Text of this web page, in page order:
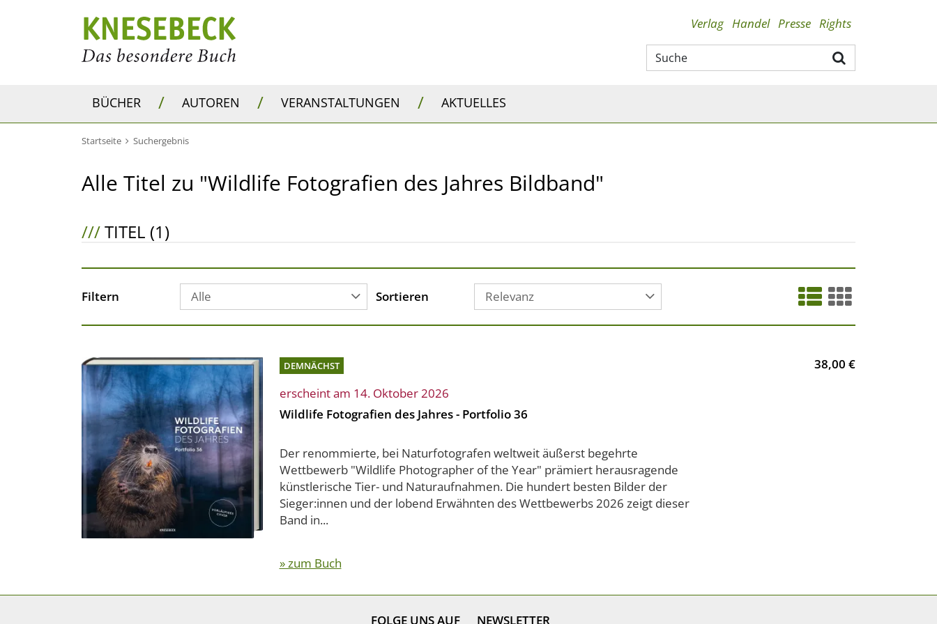
Verlag Handel Presse Rights
BÜCHER / AUTOREN / VERANSTALTUNGEN / AKTUELLES
Startseite Suchergebnis
Alle Titel zu "Wildlife Fotografien des Jahres Bildband"
///TITEL (1)
Filtern Alle Sortieren Relevanz
DEMNÄCHST
erscheint am 14. Oktober 2026
Wildlife Fotografien des Jahres - Portfolio 36
Der renommierte, bei Naturfotografen weltweit äußerst begehrte
Wettbewerb "Wildlife Photographer of the Year" prämiert herausragende
künstlerische Tier- und Naturaufnahmen. Die hundert besten Bilder der
Sieger:innen und der lobend Erwähnten des Wettbewerbs 2026 zeigt dieser
Band in...
» zum Buch
38,00 €
FOLGE UNS AUF NEWSLETTER